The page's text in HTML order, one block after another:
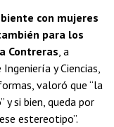
con mujeres
para los
Contreras, a
y Ciencias,
valoró que “la
y si bien, queda por
estereotipo”.